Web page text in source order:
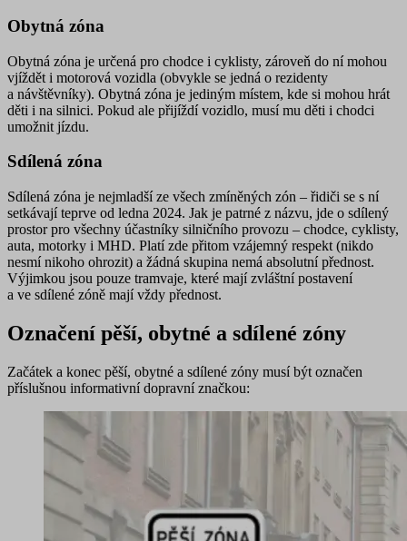
Obytná zóna
Obytná zóna je určená pro chodce i cyklisty, zároveň do ní mohou
vjíždět i motorová vozidla (obvykle se jedná o rezidenty
a návštěvníky). Obytná zóna je jediným místem, kde si mohou hrát
děti i na silnici. Pokud ale přijíždí vozidlo, musí mu děti i chodci
umožnit jízdu.
Sdílená zóna
Sdílená zóna je nejmladší ze všech zmíněných zón – řidiči se s ní
setkávají teprve od ledna 2024. Jak je patrné z názvu, jde o sdílený
prostor pro všechny účastníky silničního provozu – chodce, cyklisty,
auta, motorky i MHD. Platí zde přitom vzájemný respekt (nikdo
nesmí nikoho ohrozit) a žádná skupina nemá absolutní přednost.
Výjimkou jsou pouze tramvaje, které mají zvláštní postavení
a ve sdílené zóně mají vždy přednost.
Označení pěší, obytné a sdílené zóny
Začátek a konec pěší, obytné a sdílené zóny musí být označen
příslušnou informativní dopravní značkou: